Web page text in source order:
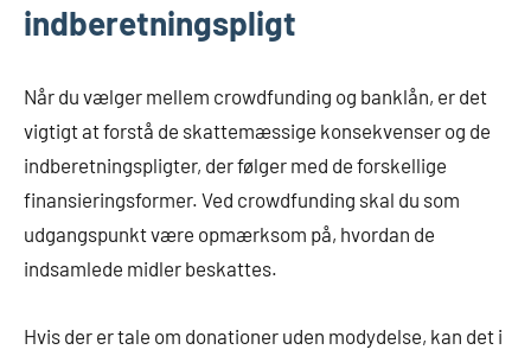
indberetningspligt
Når du vælger mellem crowdfunding og banklån, er det
vigtigt at forstå de skattemæssige konsekvenser og de
indberetningspligter, der følger med de forskellige
finansieringsformer. Ved crowdfunding skal du som
udgangspunkt være opmærksom på, hvordan de
indsamlede midler beskattes.
Hvis der er tale om donationer uden modydelse, kan det i